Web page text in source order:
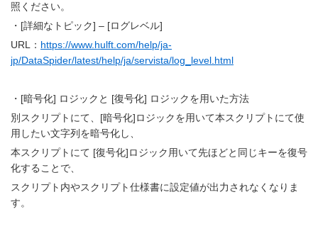
照ください。
・[詳細なトピック] – [ログレベル]
URL： https://www.hulft.com/help/ja-
jp/DataSpider/latest/help/ja/servista/log_level.html
・[暗号化] ロジックと [復号化] ロジックを用いた方法
別スクリプトにて、[暗号化]ロジックを用いて本スクリプトにて使
用したい文字列を暗号化し、
本スクリプトにて [復号化]ロジック用いて先ほどと同じキーを復号
化することで、
スクリプト内やスクリプト仕様書に設定値が出力されなくなりま
す。